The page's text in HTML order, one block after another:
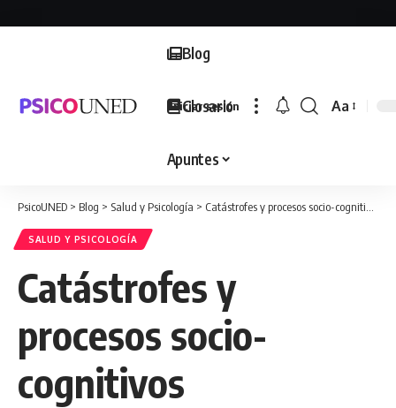
Blog
Glosario
Apuntes
Iniciar sesión
Font
Aa
PsicoUNED > Blog > Salud y Psicología > Catástrofes y procesos socio-cognitivos
SALUD Y PSICOLOGÍA
Catástrofes y
procesos socio-
cognitivos